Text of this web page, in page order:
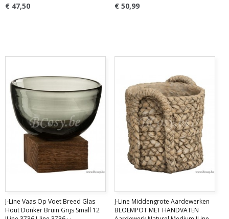
€ 47,50 € 50,99
J-Line Vaas Op Voet Breed Glas
Hout Donker Bruin Grijs Small 12
J-Line Middengrote Aardewerken
BLOEMPOT MET HANDVATEN